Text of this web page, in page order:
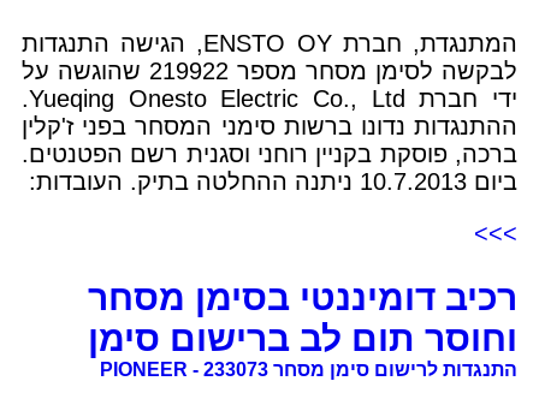
המתנגדת, חברת ENSTO OY, הגישה התנגדות
לבקשה לסימן מסחר מספר 219922 שהוגשה על
ידי חברת Yueqing Onesto Electric Co., Ltd.
ההתנגדות נדונו ברשות סימני המסחר בפני ז'קלין
ברכה, פוסקת בקניין רוחני וסגנית רשם הפטנטים.
ביום 10.7.2013 ניתנה ההחלטה בתיק. העובדות:
>>>
רכיב דומיננטי בסימן מסחר
וחוסר תום לב ברישום סימן
התנגדות לרישום סימן מסחר 233073 - PIONEER